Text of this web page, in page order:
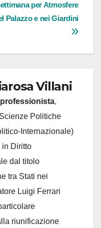
per Atmosfere
Palazzo e nei Giardini
Villani
,
Politiche
Internazionale)
in Diritto
dal titolo
tra Stati nei
Luigi Ferrari
riunificazione